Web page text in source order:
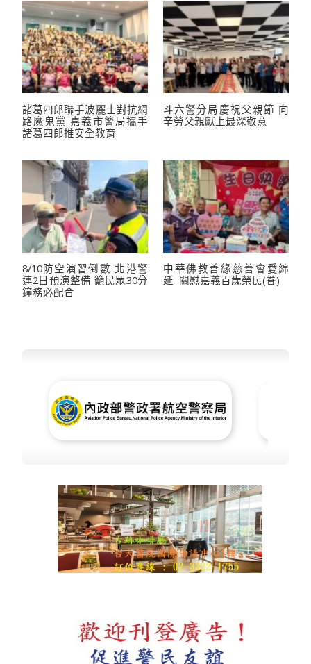
諸葛四郎聯手波麗士對抗網
路魔鬼黨 嘉義市警局攜手
諸葛四郎推安全教育
斗六警分局慶祝父親節 向
辛勞父親獻上最深敬意
8/10防空演習倒數 北港警
連2日預演整備 籲民眾30分
鐘務必配合
中華佛教善緣慈善會愛綿
延 關慰嘉義百歲榮民(眷)